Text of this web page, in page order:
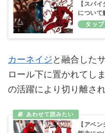
【スパ
について
カーネイジ と融合した
ロール下に置かれてし
の活躍により切り離さ
【アベ